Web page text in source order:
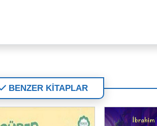
BENZER KİTAPLAR